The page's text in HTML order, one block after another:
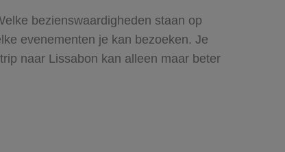
bezienswaardigheden staan op
evenementen je kan bezoeken. Je
naar Lissabon kan alleen maar beter